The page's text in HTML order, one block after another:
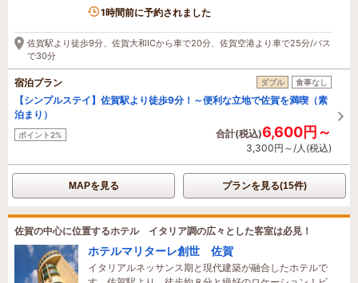
1時間前に予約されました
佐賀駅より徒歩9分、佐賀大和ICから車で20分、佐賀空港より車で25分/バス
で30分
宿泊プラン ダブル 食事なし
【シンプルステイ】佐賀駅より徒歩9分！～便利な立地で佐賀を満喫（素
泊まり）
ポイント2% 合計(税込)6,600円～
3,300円～/人(税込)
MAPを見る プランを見る(15件)
佐賀の中心に位置するホテル イタリア調の広々とした客室は必見！
ホテルマリターレ創世 佐賀
イタリアルネッサンス期と現代建築が融合したホテルで